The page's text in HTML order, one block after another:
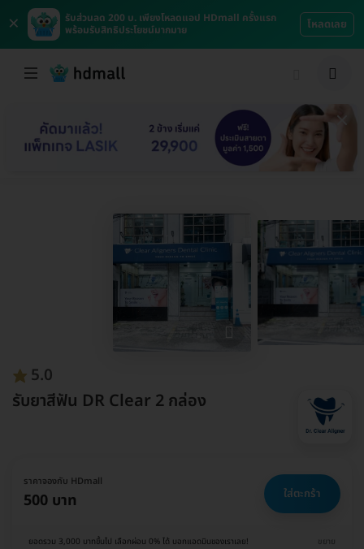
×
รับส่วนลด 200 บ. เพียงโหลดแอป HDmall ครั้งแรก
พร้อมรับสิทธิประโยชน์มากมาย
โหลดเลย
5.0
รับยาสีฟัน DR Clear 2 กล่อง
ราคาจองกับ HDmall
500 บาท ใส่ตะกร้า
ยอดรวม 3,000 บาทขึ้นไป เลือกผ่อน 0% ได้ บอกแอดมินของเราเลย! ขยาย